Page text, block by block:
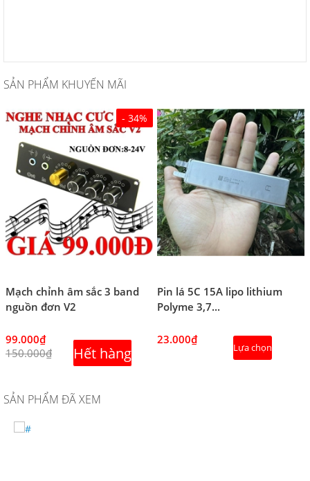
SẢN PHẨM KHUYẾN MÃI
- 34%
Mạch chỉnh âm sắc 3 band
nguồn đơn V2
99.000₫
150.000₫
Hết hàng
Pin lá 5C 15A lipo lithium
Polyme 3,7...
23.000₫
Lựa chọn
SẢN PHẨM ĐÃ XEM